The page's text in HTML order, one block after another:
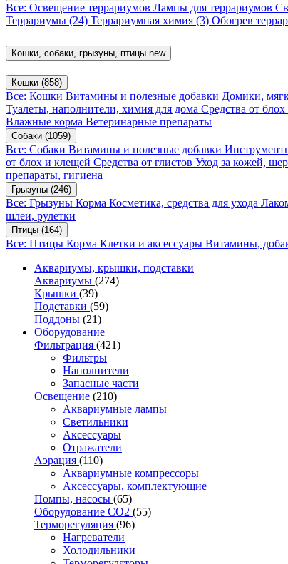
Все: Освещение террариумов Лампы для террариумов
Террариумы (24) Террариумная химия (3) Обогрев
Кошки, собаки, грызуны, птицы new
Кошки (858)
Все: Кошки Витамины и полезные добавки Домики,
Туалеты, наполнители, химия для дома Средства от
Влажные корма Ветеринарные препараты
Собаки (1059)
Все: Собаки Витамины и полезные добавки
от блох и клещей Средства от глистов Уход за кожей,
препараты, гигиена
Грызуны (246)
Все: Грызуны Корма Косметика, средства для ухода
шлеи, рулетки
Птицы (164)
Все: Птицы Корма Клетки и аксессуары Витамины,
Аквариумы, крышки, подставки
Аквариумы (274)
Крышки (39)
Подставки (59)
Поддоны (21)
Оборудование
Фильтрация (421)
Фильтры
Наполнители
Запасные части
Освещение (210)
Аквариумные лампы
Светильники
Аксессуары
Отражатели
Аэрация (110)
Аквариумные компрессоры
Аксессуары, комплектующие
Помпы, насосы (65)
Оборудование CO2 (55)
Терморегуляция (96)
Нагреватели
Холодильники